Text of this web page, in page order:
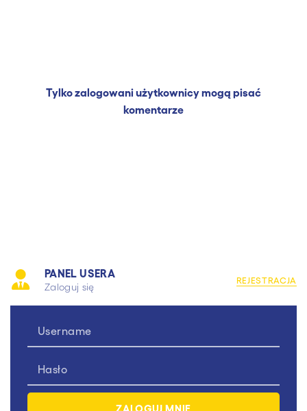
PANEL USERA
Zaloguj się
REJESTRACJA
Tylko zalogowani użytkownicy mogą pisać
komentarze